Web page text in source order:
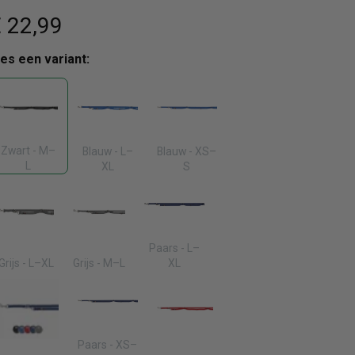
22,99
een variant:
Zwart - M–
Blauw - L–
XL
Blauw - XS–
S
- L–XL Grijs - M–L
Paars - L–
XL
Paars - XS–